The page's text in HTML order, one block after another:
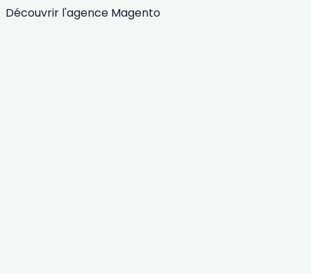
Découvrir l'agence Magento